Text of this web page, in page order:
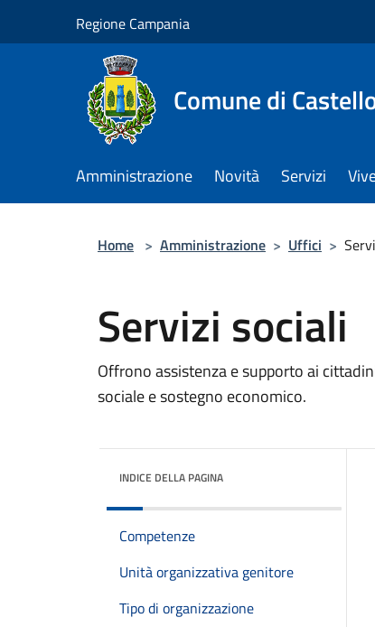
Regione Campania
Comune di
Amministrazione Novità Servizi
Home > Amministrazione > Uffici >
Servizi sociali
Offrono assistenza e supporto ai
sociale e sostegno economico.
INDICE DELLA PAGINA
Competenze
Unità organizzativa genitore
Tipo di organizzazione